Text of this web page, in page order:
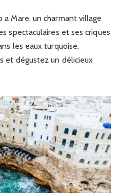
a Mare, un charmant village
spectaculaires et ses criques
les eaux turquoise,
et dégustez un délicieux